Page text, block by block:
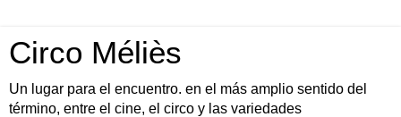
Circo Méliès
Un lugar para el encuentro. en el más amplio sentido del
término, entre el cine, el circo y las variedades